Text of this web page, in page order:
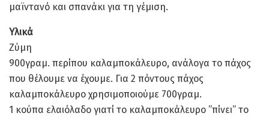
μαϊντανό και σπανάκι για τη γέμιση.
Υλικά
Ζύμη
900γραμ. περίπου καλαμποκάλευρο, ανάλογα το πάχος
που θέλουμε να έχουμε. Για 2 πόντους πάχος
καλαμποκάλευρο χρησιμοποιούμε 700γραμ.
1 κούπα ελαιόλαδο γιατί το καλαμποκάλευρο ”πίνει” το